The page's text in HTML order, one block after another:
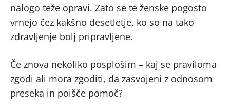
nalogo teže opravi. Zato se te ženske pogosto
vrnejo čez kakšno desetletje, ko so na tako
zdravljenje bolj pripravljene.
Če znova nekoliko posplošim – kaj se praviloma
zgodi ali mora zgoditi, da zasvojeni z odnosom
preseka in poišče pomoč?